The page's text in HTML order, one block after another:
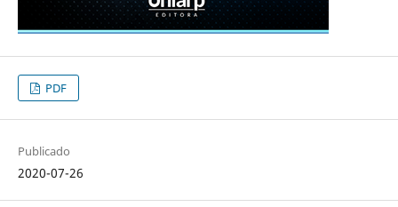
PDF
Publicado
2020-07-26